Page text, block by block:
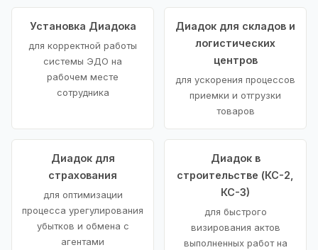
Установка Диадока
для корректной работы
системы ЭДО на
рабочем месте
сотрудника
Диадок для складов и
логистических
центров
для ускорения процессов
приемки и отгрузки
товаров
Диадок для
страхования
для оптимизации
процесса урегулирования
убытков и обмена с
агентами
Диадок в
строительстве (КС-2,
КС-3)
для быстрого
визирования актов
выполненных работ на